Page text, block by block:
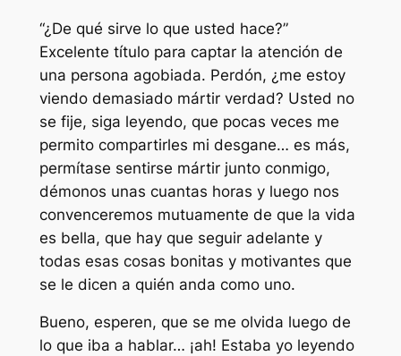
“¿De qué sirve lo que usted hace?”
Excelente título para captar la atención de
una persona agobiada. Perdón, ¿me estoy
viendo demasiado mártir verdad? Usted no
se fije, siga leyendo, que pocas veces me
permito compartirles mi desgane… es más,
permítase sentirse mártir junto conmigo,
démonos unas cuantas horas y luego nos
convenceremos mutuamente de que la vida
es bella, que hay que seguir adelante y
todas esas cosas bonitas y motivantes que
se le dicen a quién anda como uno.
Bueno, esperen, que se me olvida luego de
lo que iba a hablar… ¡ah! Estaba yo leyendo